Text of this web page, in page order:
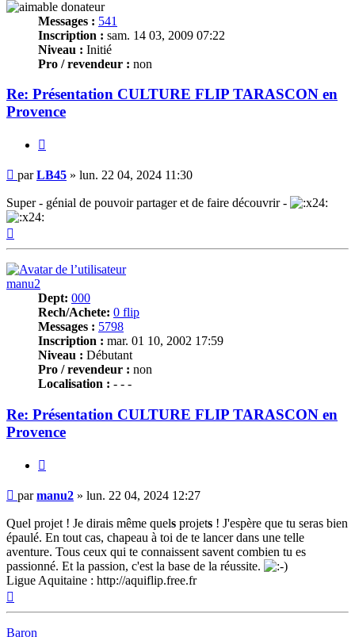
Messages : 541
Inscription : sam. 14 03, 2009 07:22
Niveau : Initié
Pro / revendeur : non
Re: Présentation CULTURE FLIP TARASCON en
Provence
Message
parLB45 » lun. 22 04, 2024 11:30
Super - génial de pouvoir partager et de faire découvrir -
manu2
Dept: 000
Rech/Achete: 0 flip
Messages : 5798
Inscription : mar. 01 10, 2002 17:59
Niveau : Débutant
Pro / revendeur : non
Localisation : - - -
Re: Présentation CULTURE FLIP TARASCON en
Provence
Message
parmanu2 » lun. 22 04, 2024 12:27
Quel projet ! Je dirais même quels projets ! J'espère que tu seras bien
épaulé. En tout cas, chapeau à toi de te lancer dans une telle
aventure. Tous ceux qui te connaissent savent combien tu es
passionné. Et la passion, c'est la base de la réussite.
Ligue Aquitaine : http://aquiflip.free.fr
Baron